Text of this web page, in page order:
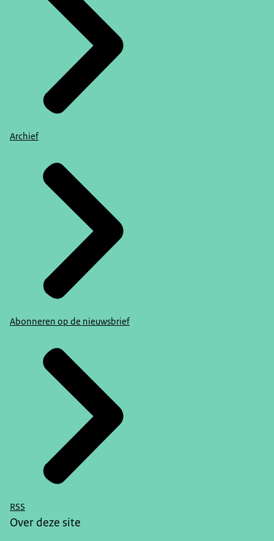
Archief
Abonneren op de nieuwsbrief
RSS
Over deze site